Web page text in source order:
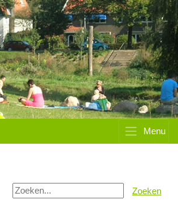
Menu
Zoeken